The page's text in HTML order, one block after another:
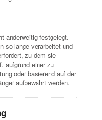
anderweitig festgelegt,
so lange verarbeitet und
zu dem sie
aufgrund einer zu
oder basierend auf der
aufbewahrt werden.